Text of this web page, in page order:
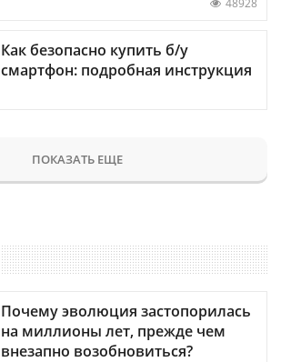
48928
Как безопасно купить б/у
смартфон: подробная инструкция
ПОКАЗАТЬ ЕЩЕ
Почему эволюция застопорилась
на миллионы лет, прежде чем
внезапно возобновиться?